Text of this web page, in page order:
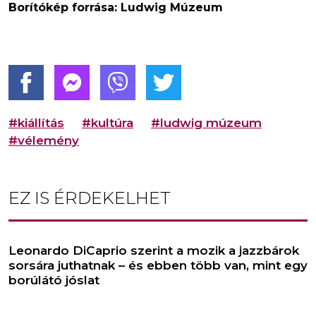
Borítókép forrása: Ludwig Múzeum
#kiállítás #kultúra
#ludwig múzeum
#vélemény
EZ IS ÉRDEKELHET
Leonardo DiCaprio szerint a mozik a jazzbárok
sorsára juthatnak – és ebben több van, mint egy
borúlátó jóslat